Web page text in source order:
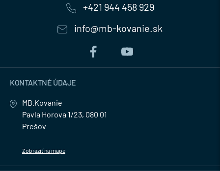
+421 944 458 929
info@mb-kovanie.sk
KONTAKTNÉ ÚDAJE
MB.Kovanie
Pavla Horova 1/23, 080 01
Prešov
Zobraziť na mape